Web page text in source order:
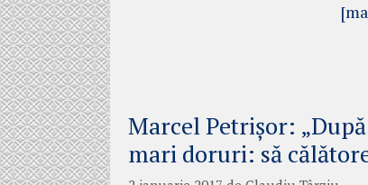
Marcel Petrișor:
mari doruri: să